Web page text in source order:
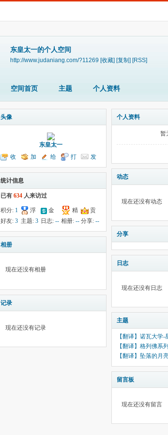
东皇太一的个人空间
http://www.judaniang.com/?11269 [收藏] [复制] [RSS]
空间首页 主题 个人资料
头像
东皇太一
收
听TA
加
为好友
给
我留言
打
个招呼
发
送消息
统计信息
已有 634 人来访过
积分: 1
浮
云:
金
钱:--
精
华:--
贡
献:--
好友: 3 主题: 3 日志:-- 相册: -- 分享:--
相册
现在还没有相册
记录
现在还没有记录
个人资料
暂
动态
现在还没有动态
分享
日志
现在还没有日志
主题
【翻译】诺瓦大学-
【翻译】格列佛系
【翻译】坠落的月
留言板
现在还没有留言